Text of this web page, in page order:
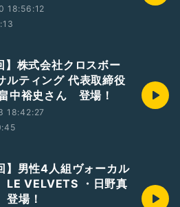
18:56:12
】株式会社クロスボー
ルティング 代表取締役
中裕史さん 登場！
18:42:27
】男性4人組ヴォーカル
VELVETS ・日野真
場！